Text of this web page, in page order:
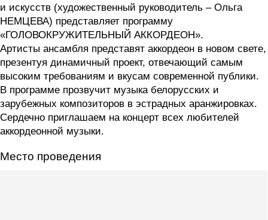
и искусств (художественный руководитель – Ольга
НЕМЦЕВА) представляет программу
«ГОЛОВОКРУЖИТЕЛЬНЫЙ АККОРДЕОН».
Артисты ансамбля представят аккордеон в новом свете,
презентуя динамичный проект, отвечающий самым
высоким требованиям и вкусам современной публики.
В программе прозвучит музыка белорусских и
зарубежных композиторов в эстрадных аранжировках.
Сердечно приглашаем на концерт всех любителей
аккордеонной музыки.
Место проведения